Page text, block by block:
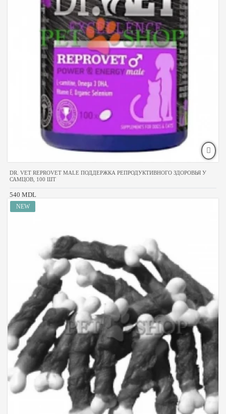
DR. VET REPROVET MALE ПОДДЕРЖКА РЕПРОДУКТИВНОГО ЗДОРОВЬЯ У
САМЦОВ, 100 ШТ
540 MDL